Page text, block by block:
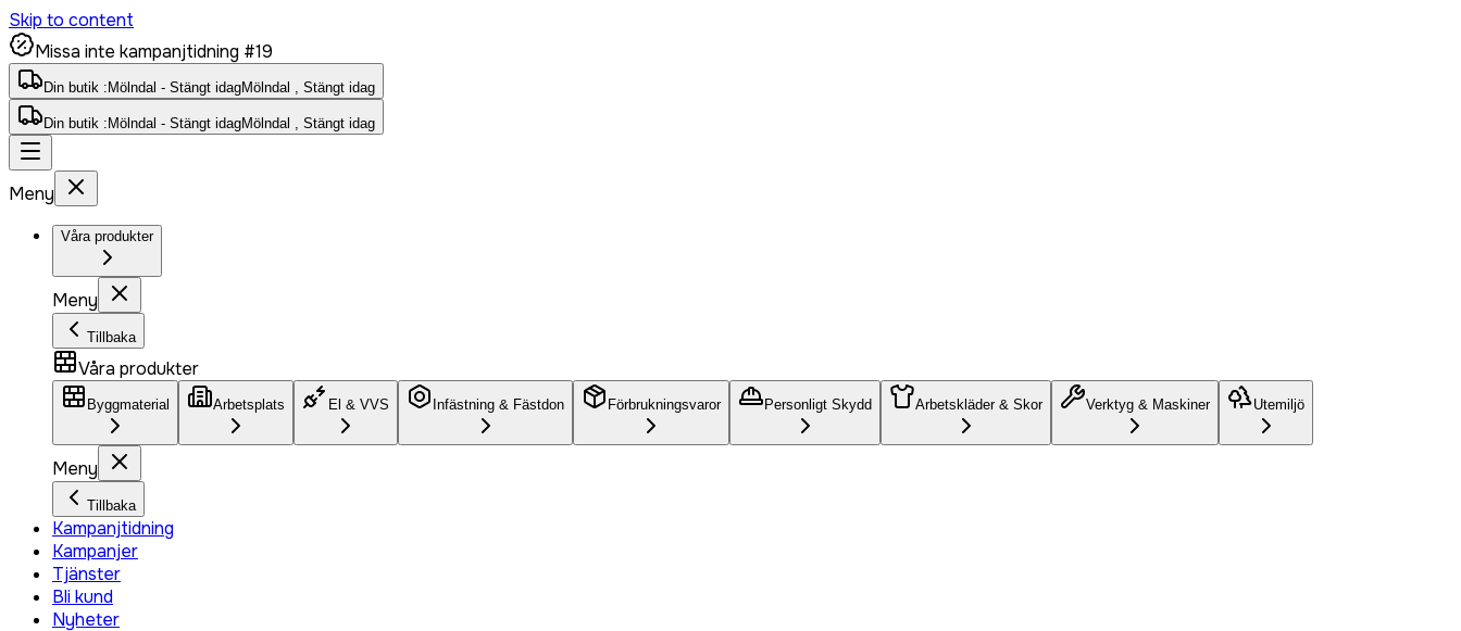
Skip to content
Missa inte kampanjtidning #19
Din butik : Mölndal - Stängt idagMölndal , Stängt idag
Din butik : Mölndal - Stängt idagMölndal , Stängt idag
Meny
Våra produkter
Meny
Tillbaka
Våra produkter
Byggmaterial Arbetsplats El & VVS Infästning & Fästdon Förbrukningsvaror Personligt Skydd Arbetskläder & Skor Verktyg & Maskiner Utemiljö
Meny
Tillbaka
Kampanjtidning
Kampanjer
Tjänster
Bli kund
Nyheter